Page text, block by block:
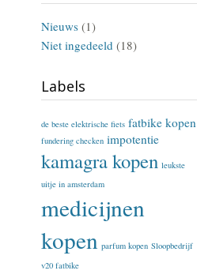
Nieuws (1)
Niet ingedeeld (18)
Labels
de beste elektrische fiets fatbike kopen
fundering checken impotentie
kamagra kopen leukste
uitje in amsterdam
medicijnen
kopen parfum kopen Sloopbedrijf
v20 fatbike